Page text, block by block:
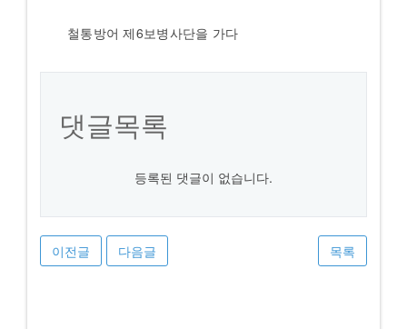
철통방어 제6보병사단을 가다
댓글목록
등록된 댓글이 없습니다.
이전글 다음글 목록